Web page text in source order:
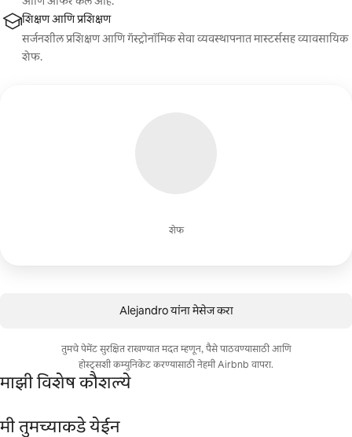
शेफ
शिक्षण आणि प्रशिक्षण
सर्जनशील प्रशिक्षण आणि गॅस्ट्रोनॉमिक सेवा व्यवस्थापनात मास्टर्ससह व्यावसायिक
शेफ.
Alejandro यांना मेसेज करा
तुमचे पेमेंट सुरक्षित राखण्यात मदत म्हणून, पैसे पाठवण्यासाठी आणि
होस्ट्सशी कम्युनिकेट करण्यासाठी नेहमी Airbnb वापरा.
माझी विशेष कौशल्ये
मी तुमच्याकडे येईन